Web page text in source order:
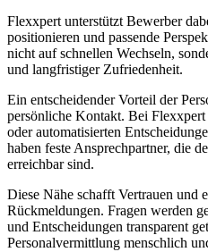
Flexxpert unterstützt Bewerber
positionieren und passende
nicht auf schnellen Wechseln,
und langfristiger Zufriedenheit.
Ein entscheidender Vorteil der
persönliche Kontakt. Bei
oder automatisierten
haben feste Ansprechpartner, die
erreichbar sind.
Diese Nähe schafft Vertrauen und
Rückmeldungen. Fragen werden
und Entscheidungen transparent
Personalvermittlung menschlich